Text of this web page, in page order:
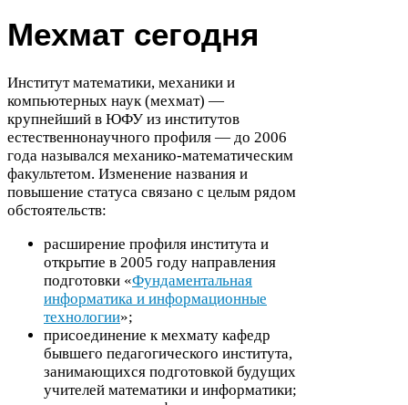
Мехмат сегодня
Институт математики, механики и
компьютерных наук (мехмат) —
крупнейший в ЮФУ из институтов
естественнонаучного профиля — до 2006
года назывался механико-​математическим
факультетом. Изменение названия и
повышение статуса связано с целым рядом
обстоятельств:
расширение профиля института и
открытие в 2005 году направления
подготовки «Фундаментальная
информатика и информационные
технологии»;
присоединение к мехмату кафедр
бывшего педагогического института,
занимающихся подготовкой будущих
учителей математики и информатики;